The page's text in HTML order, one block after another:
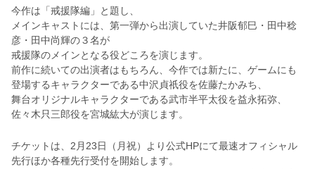
今作は「戒援隊編」と題し、
メインキャストには、第一弾から出演していた井阪郁巳・田中稔
彦・田中尚輝の３名が
戒援隊のメインとなる役どころを演じます。
前作に続いての出演者はもちろん、今作では新たに、ゲームにも
登場するキャラクターである中沢貞祇役を佐藤たかみち、
舞台オリジナルキャラクターである武市半平太役を益永拓弥、
佐々木只三郎役を宮城紘大が演じます。
チケットは、2月23日（月祝）より公式HPにて最速オフィシャル
先行ほか各種先行受付を開始します。